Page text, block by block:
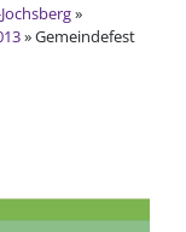
»
» Gemeindefest